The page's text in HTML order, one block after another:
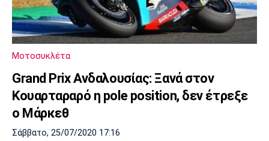
Μοτοσυκλέτα
Grand Prix Ανδαλουσίας: Ξανά στον
Κουαρταραρό η pole position, δεν έτρεξε
ο Μάρκεθ
Σάββατο, 25/07/2020 17:16